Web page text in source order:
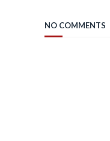
NO COMMENTS